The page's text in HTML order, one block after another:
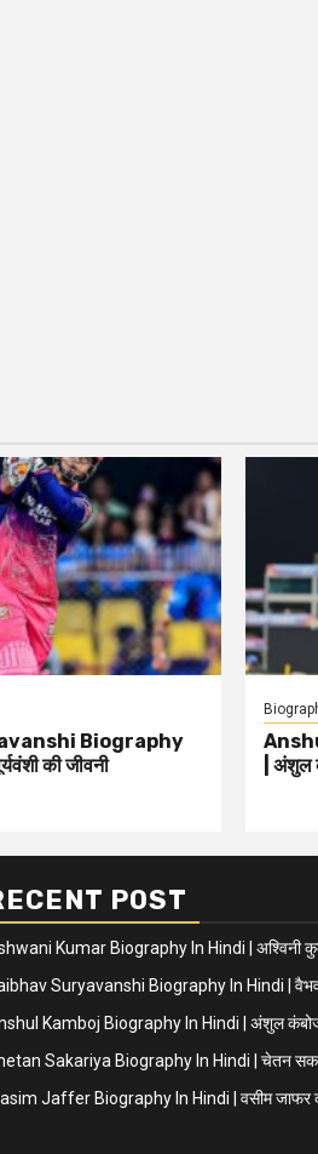
Biography
की जीवनी
| अंशुल
POST
Kumar Biography In Hindi | अश्विनी
Suryavanshi Biography In Hindi | वैभव
Kamboj Biography In Hindi | अंशुल कंबोज
Sakariya Biography In Hindi | चेतन
Jaffer Biography In Hindi | वसीम जाफर